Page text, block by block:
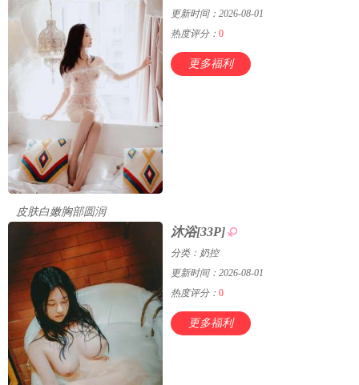
更新时间：2026-08-01
热度评分：0
更多福利
皮肤白嫩胸部圆润
沐浴[33P]
分类：奶控
更新时间：2026-08-01
热度评分：0
更多福利